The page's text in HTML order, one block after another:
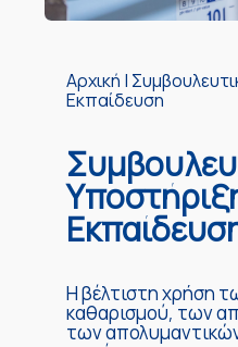
Αρχική |
Εκπαίδευση
Η βέλτιστη χρήση
καθαρισμού, των
των απολυμαντικών